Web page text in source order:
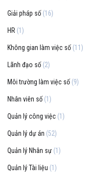
Giải pháp số (16)
HR (1)
Không gian làm việc số (11)
Lãnh đạo số (2)
Môi trường làm việc số (9)
Nhân viên số (1)
Quản lý công việc (1)
Quản lý dự án (52)
Quản lý Nhân sự (1)
Quản lý Tài liệu (1)